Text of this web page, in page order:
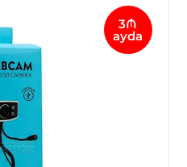
3₼
ayda